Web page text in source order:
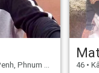
Pénh, Cambodge
46 •